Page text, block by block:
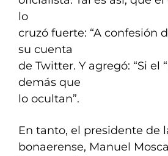
lo
cruzó fuerte: “A confesión
su cuenta
de Twitter. Y agregó: “Si el
demás que
lo ocultan”.
En tanto, el presidente de
bonaerense, Manuel